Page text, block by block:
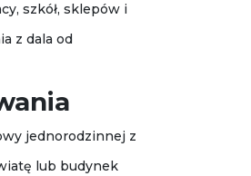
szkół, sklepów i
z dala od
jednorodzinnej z
lub budynek